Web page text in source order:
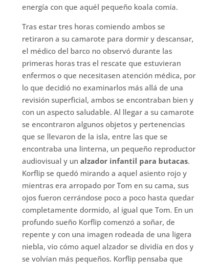
energía con que aquél pequeño koala comía.
Tras estar tres horas comiendo ambos se
retiraron a su camarote para dormir y descansar,
el médico del barco no observó durante las
primeras horas tras el rescate que estuvieran
enfermos o que necesitasen atención médica, por
lo que decidió no examinarlos más allá de una
revisión superficial, ambos se encontraban bien y
con un aspecto saludable. Al llegar a su camarote
se encontraron algunos objetos y pertenencias
que se llevaron de la isla, entre las que se
encontraba una linterna, un pequeño reproductor
audiovisual y un alzador infantil para butacas.
Korflip se quedó mirando a aquel asiento rojo y
mientras era arropado por Tom en su cama, sus
ojos fueron cerrándose poco a poco hasta quedar
completamente dormido, al igual que Tom. En un
profundo sueño Korflip comenzó a soñar, de
repente y con una imagen rodeada de una ligera
niebla, vio cómo aquel alzador se dividía en dos y
se volvían más pequeños. Korflip pensaba que